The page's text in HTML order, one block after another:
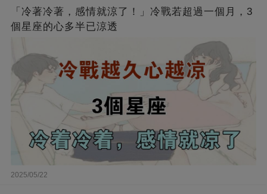
「冷著冷著，感情就涼了！」冷戰若超過一個月，3
個星座的心多半已涼透
2025/05/22